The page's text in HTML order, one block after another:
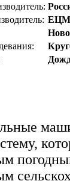
ЕЦМ